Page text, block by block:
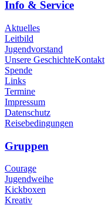
Info & Service
Aktuelles
Leitbild
Jugendvorstand
Unsere GeschichteKontakt
Spende
Links
Termine
Impressum
Datenschutz
Reisebedingungen
Gruppen
Courage
Jugendweihe
Kickboxen
Kreativ